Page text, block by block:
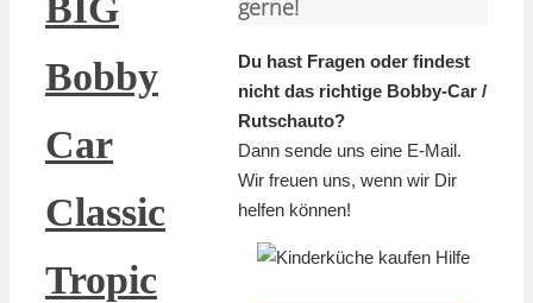
Bobby
Car
Classic
Tropic
gerne!
Du hast Fragen oder findest
nicht das richtige Bobby-Car /
Rutschauto?
Dann sende uns eine E-Mail.
Wir freuen uns, wenn wir Dir
helfen können!